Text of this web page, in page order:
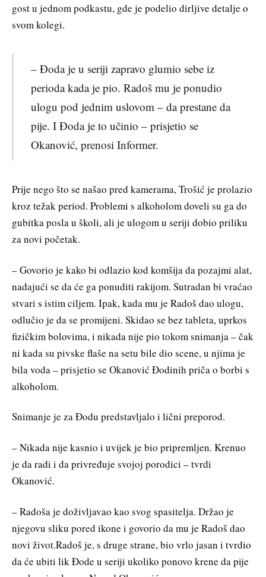
gost u jednom podkastu, gde je podelio dirljive detalje o
svom kolegi.
– Đoda je u seriji zapravo glumio sebe iz
perioda kada je pio. Radoš mu je ponudio
ulogu pod jednim uslovom – da prestane da
pije. I Đoda je to učinio – prisjetio se
Okanović, prenosi Informer.
Prije nego što se našao pred kamerama, Trošić je prolazio
kroz težak period. Problemi s alkoholom doveli su ga do
gubitka posla u školi, ali je ulogom u seriji dobio priliku
za novi početak.
– Govorio je kako bi odlazio kod komšija da pozajmi alat,
nadajući se da će ga ponuditi rakijom. Sutradan bi vraćao
stvari s istim ciljem. Ipak, kada mu je Radoš dao ulogu,
odlučio je da se promijeni. Skidao se bez tableta, uprkos
fizičkim bolovima, i nikada nije pio tokom snimanja – čak
ni kada su pivske flaše na setu bile dio scene, u njima je
bila voda – prisjetio se Okanović Đodinih priča o borbi s
alkoholom.
Snimanje je za Đodu predstavljalo i lični preporod.
– Nikada nije kasnio i uvijek je bio pripremljen. Krenuo
je da radi i da privređuje svojoj porodici – tvrdi
Okanović.
– Radoša je doživljavao kao svog spasitelja. Držao je
njegovu sliku pored ikone i govorio da mu je Radoš dao
novi život.Radoš je, s druge strane, bio vrlo jasan i tvrdio
da će ubiti lik Đode u seriji ukoliko ponovo krene da pije